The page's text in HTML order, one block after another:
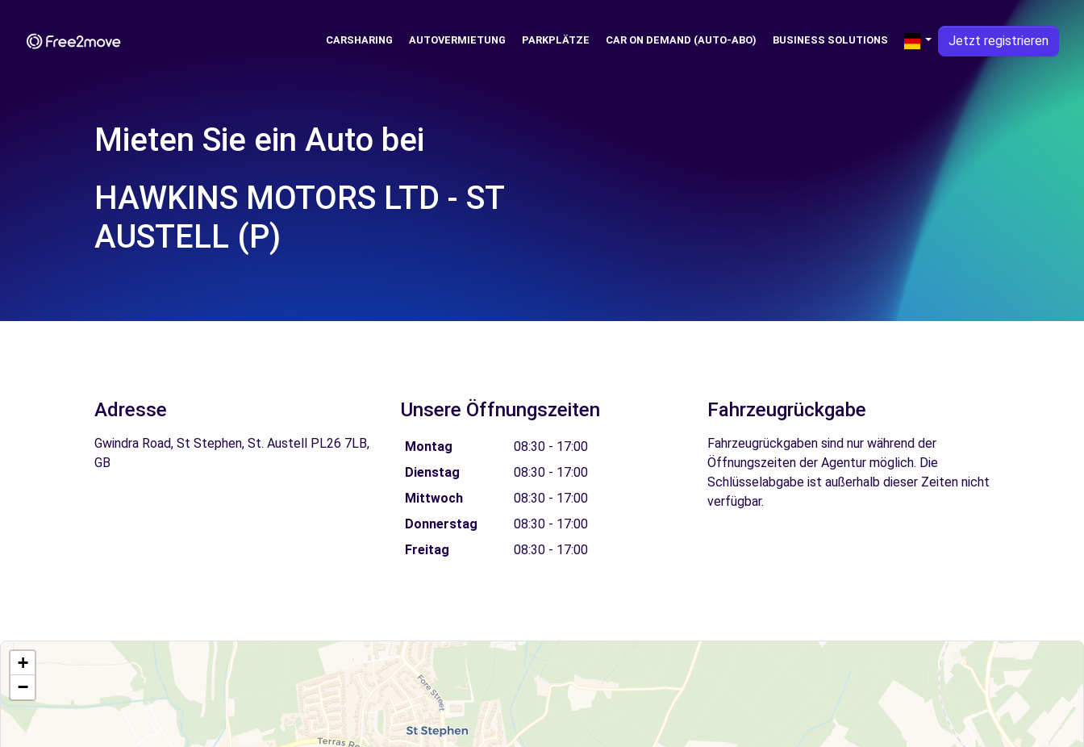
CARSHARING AUTOVERMIETUNG PARKPLÄTZE CAR ON DEMAND (AUTO-ABO) BUSINESS SOLUTIONS Jetzt registrieren
Mieten Sie ein Auto bei
HAWKINS MOTORS LTD - ST
AUSTELL (P)
Adresse
Gwindra Road, St Stephen, St. Austell PL26 7LB,
GB
Unsere Öffnungszeiten
Montag
08:30 - 17:00
Dienstag
08:30 - 17:00
Mittwoch
08:30 - 17:00
Donnerstag
08:30 - 17:00
Freitag
08:30 - 17:00
Fahrzeugrückgabe
Fahrzeugrückgaben sind nur während der
Öffnungszeiten der Agentur möglich. Die
Schlüsselabgabe ist außerhalb dieser Zeiten nicht
verfügbar.
+
−